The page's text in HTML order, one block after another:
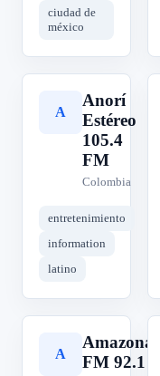
ciudad de
méxico
A
Anorí
Estéreo
105.4
FM
Colombia
entretenimiento
information
latino
A
Amazonas
FM 92.1